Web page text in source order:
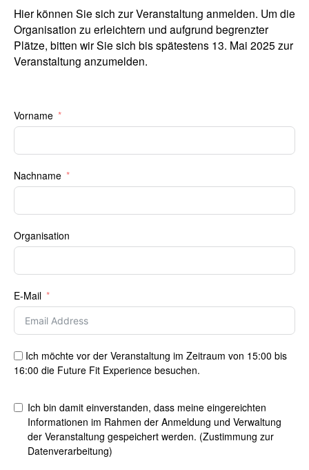
Hier können Sie sich zur Veranstaltung anmelden. Um die
Organisation zu erleichtern und aufgrund begrenzter
Plätze, bitten wir Sie sich bis spätestens 13. Mai 2025 zur
Veranstaltung anzumelden.
Vorname
Nachname
Organisation
E-Mail
Ich möchte vor der Veranstaltung im Zeitraum von 15:00 bis
16:00 die Future Fit Experience besuchen.
Ich bin damit einverstanden, dass meine eingereichten
Informationen im Rahmen der Anmeldung und Verwaltung
der Veranstaltung gespeichert werden. (Zustimmung zur
Datenverarbeitung)